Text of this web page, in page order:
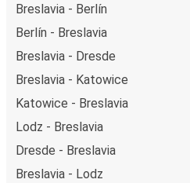
Breslavia - Berlín
Berlín - Breslavia
Breslavia - Dresde
Breslavia - Katowice
Katowice - Breslavia
Lodz - Breslavia
Dresde - Breslavia
Breslavia - Lodz